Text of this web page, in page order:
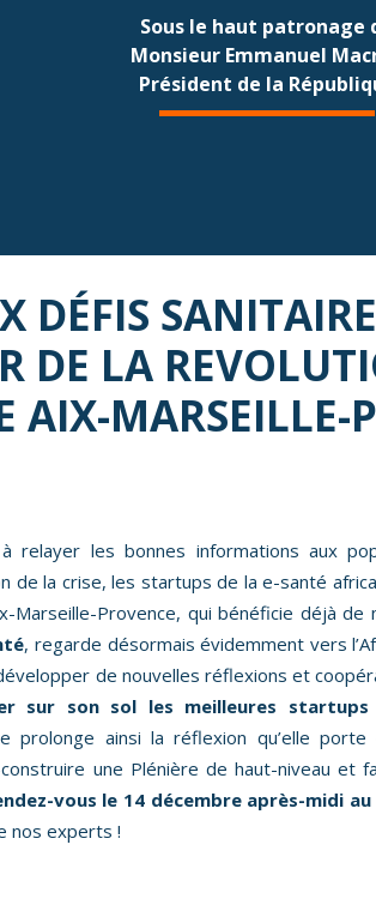
Sous le haut patronage
Monsieur Emmanuel
Président de la
DÉFIS
DE LA
AIX-MARSEILLE-
relayer les bonnes informations aux
de la crise, les startups de la e-santé
Marseille-Provence, qui bénéficie déjà de
, regarde désormais évidemment vers
de nouvelles réflexions et
sur son sol les meilleures startups
prolonge ainsi la réflexion qu’elle porte
une Plénière de haut-niveau et
vous le 14 décembre après-midi au
nos experts !